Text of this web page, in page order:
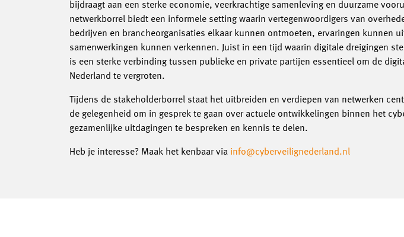
bijdraagt aan een sterke economie, veerkrachtige samenleving en duurzame
netwerkborrel biedt een informele setting waarin vertegenwoordigers van
bedrijven en brancheorganisaties elkaar kunnen ontmoeten, ervaringen kunnen
samenwerkingen kunnen verkennen. Juist in een tijd waarin digitale dreigingen
is een sterke verbinding tussen publieke en private partijen essentieel om de
Nederland te vergroten.
Tijdens de stakeholderborrel staat het uitbreiden en verdiepen van netwerken
de gelegenheid om in gesprek te gaan over actuele ontwikkelingen binnen het
gezamenlijke uitdagingen te bespreken en kennis te delen.
Heb je interesse? Maak het kenbaar via info@cyberveilignederland.nl